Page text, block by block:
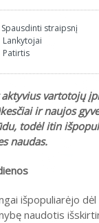
Spausdinti straipsnį
Lankytojai
Patirtis
vartotojų
ir naujos
todėl itin
naudas.
išpopuliarėjo
naudotis